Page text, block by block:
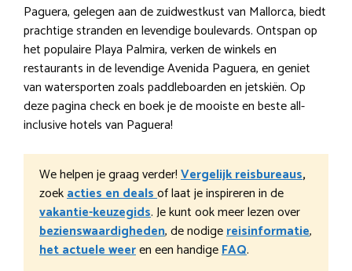
Paguera, gelegen aan de zuidwestkust van Mallorca, biedt
prachtige stranden en levendige boulevards. Ontspan op
het populaire Playa Palmira, verken de winkels en
restaurants in de levendige Avenida Paguera, en geniet
van watersporten zoals paddleboarden en jetskiën. Op
deze pagina check en boek je de mooiste en beste all-
inclusive hotels van Paguera!
We helpen je graag verder!Vergelijk reisbureaus,
zoekacties en dealsof laat je inspireren in de
vakantie-keuzegids. Je kunt ook meer lezen over
bezienswaardigheden, de nodigereisinformatie,
het actuele weeren een handigeFAQ.